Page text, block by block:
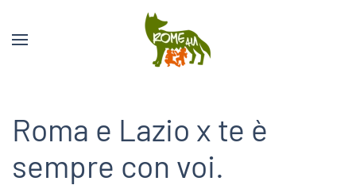
Roma e Lazio x te è
sempre con voi.